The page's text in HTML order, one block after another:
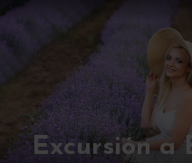
Excursión a